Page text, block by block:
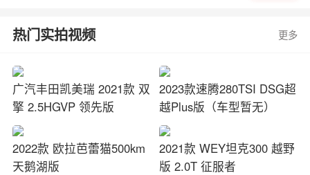
热门实拍视频 更多
广汽丰田凯美瑞 2021款 双
擎 2.5HGVP 领先版
2023款速腾280TSI DSG超
越Plus版（车型暂无）
2022款 欧拉芭蕾猫500km
天鹅湖版
2021款 WEY坦克300 越野
版 2.0T 征服者